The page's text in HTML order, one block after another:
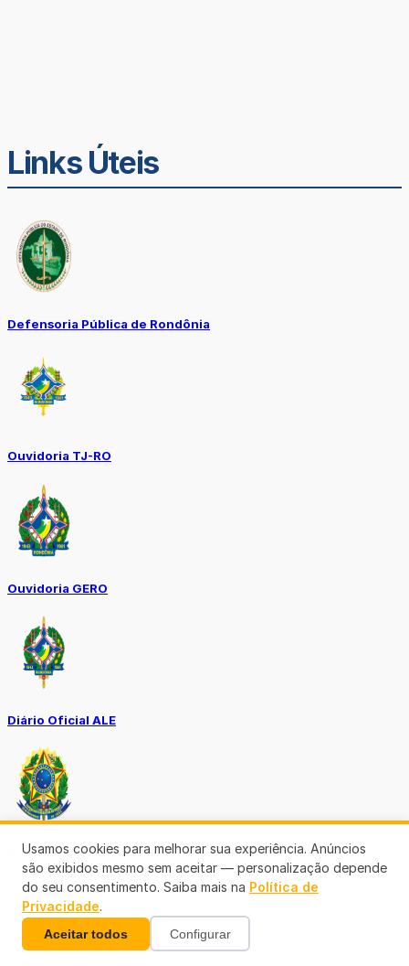
Links Úteis
Defensoria Pública de Rondônia
Ouvidoria TJ-RO
Ouvidoria GERO
Diário Oficial ALE
Diário Oficial da União
Usamos cookies para melhorar sua experiência. Anúncios
são exibidos mesmo sem aceitar — personalização depende
do seu consentimento. Saiba mais na Política de
Privacidade.
Aceitar todos Configurar